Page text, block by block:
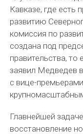
Кавказе, где есть
развитию
комиссия по
создана под
правительства,
заявил Медведев
с вице-
Главнейшей
восстановление